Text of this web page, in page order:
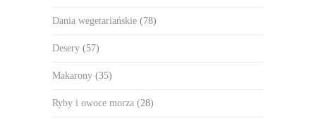
Dania wegetariańskie (78)
Desery (57)
Makarony (35)
Ryby i owoce morza (28)